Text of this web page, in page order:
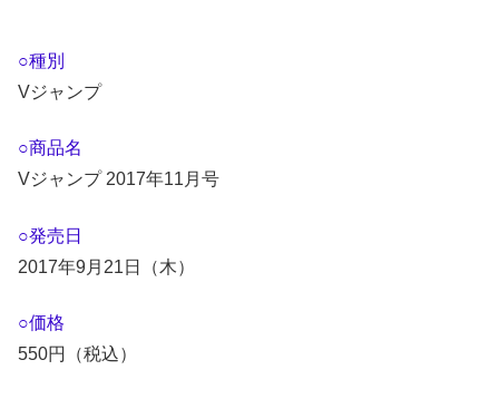
○種別
Vジャンプ
○商品名
Vジャンプ 2017年11月号
○発売日
2017年9月21日（木）
○価格
550円（税込）